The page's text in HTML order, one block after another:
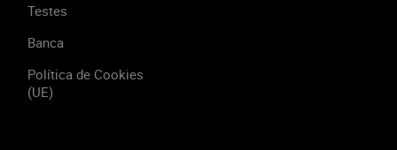
Testes
Banca
Política de Cookies
(UE)